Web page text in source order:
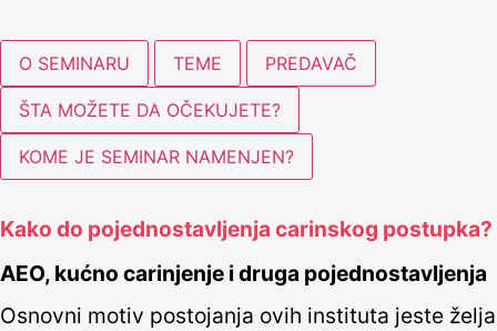
O SEMINARU TEME PREDAVAČ
ŠTA MOŽETE DA OČEKUJETE?
KOME JE SEMINAR NAMENJEN?
Kako do pojednostavljenja carinskog postupka?
AEO, kućno carinjenje i druga pojednostavljenja
Osnovni motiv postojanja ovih instituta jeste želja